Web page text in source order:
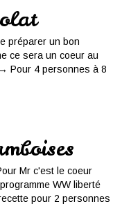
préparer un bon
ce sera un coeur au
Pour 4 personnes à 8
Mr c'est le coeur
WW liberté
pour 2 personnes